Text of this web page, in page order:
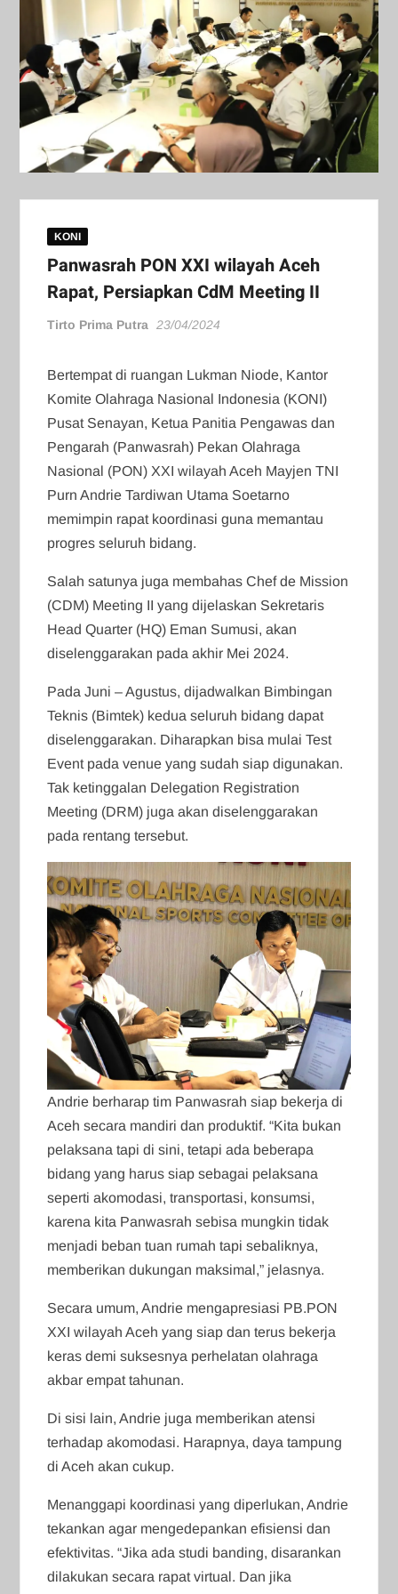
KONI
Panwasrah PON XXI wilayah Aceh
Rapat, Persiapkan CdM Meeting II
Tirto Prima Putra 23/04/2024
Bertempat di ruangan Lukman Niode, Kantor
Komite Olahraga Nasional Indonesia (KONI)
Pusat Senayan, Ketua Panitia Pengawas dan
Pengarah (Panwasrah) Pekan Olahraga
Nasional (PON) XXI wilayah Aceh Mayjen TNI
Purn Andrie Tardiwan Utama Soetarno
memimpin rapat koordinasi guna memantau
progres seluruh bidang.
Salah satunya juga membahas Chef de Mission
(CDM) Meeting II yang dijelaskan Sekretaris
Head Quarter (HQ) Eman Sumusi, akan
diselenggarakan pada akhir Mei 2024.
Pada Juni – Agustus, dijadwalkan Bimbingan
Teknis (Bimtek) kedua seluruh bidang dapat
diselenggarakan. Diharapkan bisa mulai Test
Event pada venue yang sudah siap digunakan.
Tak ketinggalan Delegation Registration
Meeting (DRM) juga akan diselenggarakan
pada rentang tersebut.
Andrie berharap tim Panwasrah siap bekerja di
Aceh secara mandiri dan produktif. “Kita bukan
pelaksana tapi di sini, tetapi ada beberapa
bidang yang harus siap sebagai pelaksana
seperti akomodasi, transportasi, konsumsi,
karena kita Panwasrah sebisa mungkin tidak
menjadi beban tuan rumah tapi sebaliknya,
memberikan dukungan maksimal,” jelasnya.
Secara umum, Andrie mengapresiasi PB.PON
XXI wilayah Aceh yang siap dan terus bekerja
keras demi suksesnya perhelatan olahraga
akbar empat tahunan.
Di sisi lain, Andrie juga memberikan atensi
terhadap akomodasi. Harapnya, daya tampung
di Aceh akan cukup.
Menanggapi koordinasi yang diperlukan, Andrie
tekankan agar mengedepankan efisiensi dan
efektivitas. “Jika ada studi banding, disarankan
dilakukan secara rapat virtual. Dan jika